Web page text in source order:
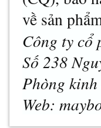
về sản
Công ty cổ
Số 238
Phòng
Web: